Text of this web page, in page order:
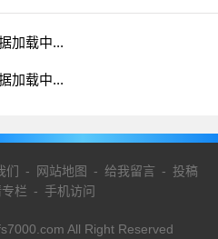
加载中...
加载中...
们 - 网站地图 - 给我留言 - 投稿
栏 - 手机访问
All Right Reserved